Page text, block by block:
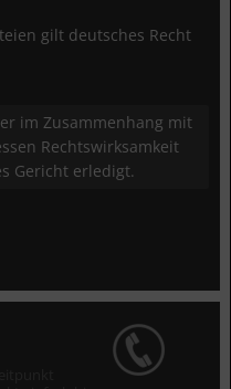
gilt deutsches Recht
im Zusammenhang mit
Rechtswirksamkeit
Gericht erledigt.